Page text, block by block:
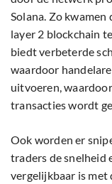
Solana. Zo
layer 2 blockchain
biedt verbeterde
waardoor
uitvoeren,
transacties wordt
Ook worden er
traders de snelheid
vergelijkbaar is